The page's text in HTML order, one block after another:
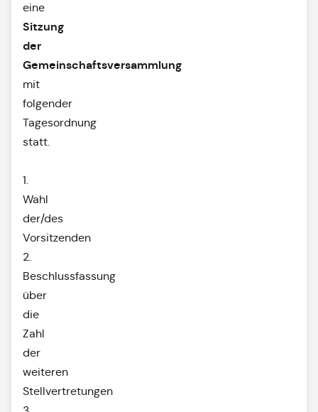
eine
Sitzung
der
Gemeinschaftsversammlung
mit
folgender
Tagesordnung
statt.
1.
Wahl
der/des
Vorsitzenden
2.
Beschlussfassung
über
die
Zahl
der
weiteren
Stellvertretungen